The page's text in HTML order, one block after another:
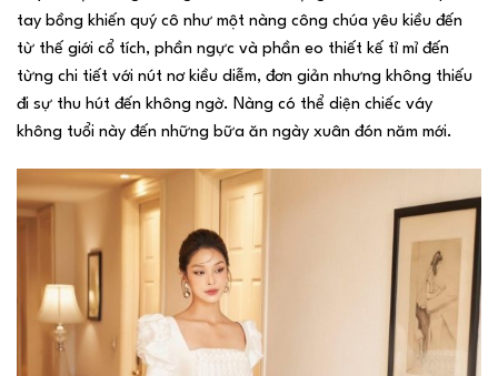
tay bồng khiến quý cô như một nàng công chúa yêu kiều đến
từ thế giới cổ tích, phần ngực và phần eo thiết kế tỉ mỉ đến
từng chi tiết với nút nơ kiều diễm, đơn giản nhưng không thiếu
đi sự thu hút đến không ngờ. Nàng có thể diện chiếc váy
không tuổi này đến những bữa ăn ngày xuân đón năm mới.